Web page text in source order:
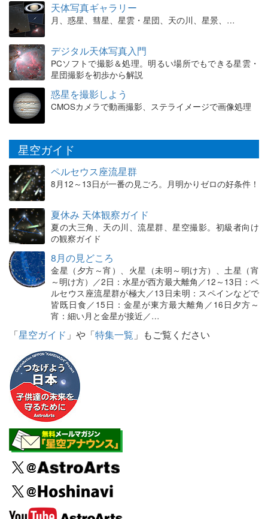
天体写真ギャラリー
月、惑星、彗星、星雲・星団、天の川、星景、…
デジタル天体写真入門
PCソフトで撮影＆処理。明るい場所でもできる星雲・
星団撮影を初歩から解説
惑星を撮影しよう
CMOSカメラで動画撮影、ステライメージで画像処理
星空ガイド
ペルセウス座流星群
8月12～13日が一番の見ごろ。月明かりゼロの好条件！
夏休み 天体観察ガイド
夏の大三角、天の川、流星群、星空撮影。初級者向け
の観察ガイド
8月の見どころ
金星（夕方～宵）、火星（未明～明け方）、土星（宵
～明け方）／2日：水星が西方最大離角／12～13日：ペ
ルセウス座流星群が極大／13日未明：スペインなどで
皆既日食／15日：金星が東方最大離角／16日夕方～
宵：細い月と金星が接近／…
「星空ガイド 」や「特集一覧 」もご覧ください